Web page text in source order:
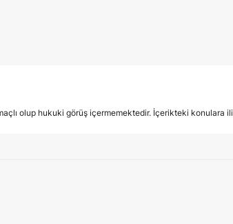
olup hukuki görüş içermemektedir. İçerikteki konulara